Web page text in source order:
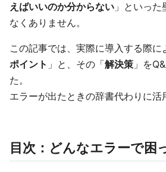
えばいいのか分からない 」といっ
なくありません。
この記事では、実際に導入する際に
ポイント 」と、その「解決策 」を
た。
エラーが出たときの辞書代わりに活
目次：どんなエラーで困